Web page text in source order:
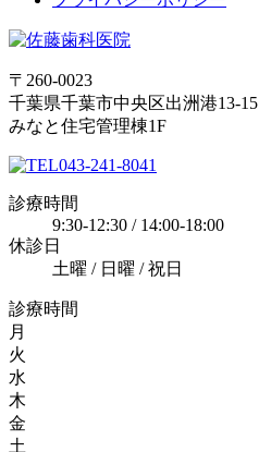
〒260-0023
千葉県千葉市中央区出洲港13-15
みなと住宅管理棟1F
043-241-8041
診療時間
9:30-12:30 / 14:00-18:00
休診日
土曜 / 日曜 / 祝日
診療時間
月
火
水
木
金
土